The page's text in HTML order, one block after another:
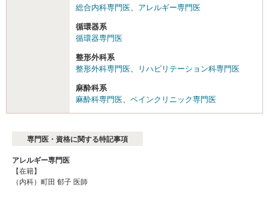
総合内科専門医、 アレルギー専門医
循環器系
循環器専門医
整形外科系
整形外科専門医、 リハビリテーション科専門医
麻酔科系
麻酔科専門医、 ペインクリニック専門医
専門医・資格に関する特記事項
アレルギー専門医
【在籍】
（内科）町田 郁子 医師